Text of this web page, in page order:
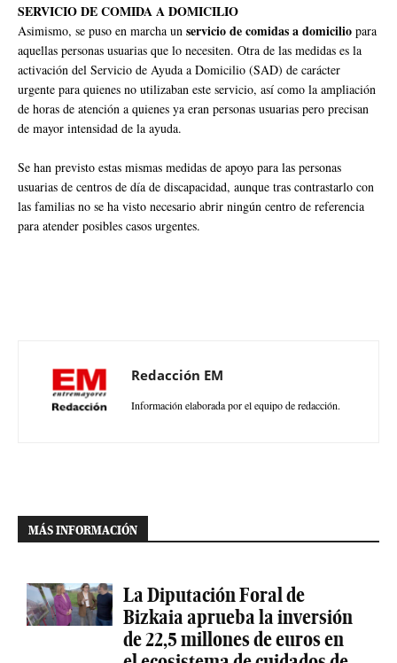
SERVICIO DE COMIDA A DOMICILIO
Asimismo, se puso en marcha un servicio de comidas a domicilio para
aquellas personas usuarias que lo necesiten. Otra de las medidas es la
activación del Servicio de Ayuda a Domicilio (SAD) de carácter
urgente para quienes no utilizaban este servicio, así como la ampliación
de horas de atención a quienes ya eran personas usuarias pero precisan
de mayor intensidad de la ayuda.
Se han previsto estas mismas medidas de apoyo para las personas
usuarias de centros de día de discapacidad, aunque tras contrastarlo con
las familias no se ha visto necesario abrir ningún centro de referencia
para atender posibles casos urgentes.
Redacción EM
Información elaborada por el equipo de redacción.
MÁS INFORMACIÓN
La Diputación Foral de
Bizkaia aprueba la inversión
de 22,5 millones de euros en